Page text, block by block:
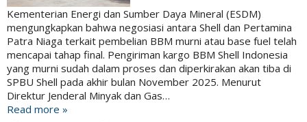
Kementerian Energi dan Sumber Daya Mineral (ESDM)
mengungkapkan bahwa negosiasi antara Shell dan Pertamina
Patra Niaga terkait pembelian BBM murni atau base fuel telah
mencapai tahap final. Pengiriman kargo BBM Shell Indonesia
yang murni sudah dalam proses dan diperkirakan akan tiba di
SPBU Shell pada akhir bulan November 2025. Menurut
Direktur Jenderal Minyak dan Gas…
Read more »